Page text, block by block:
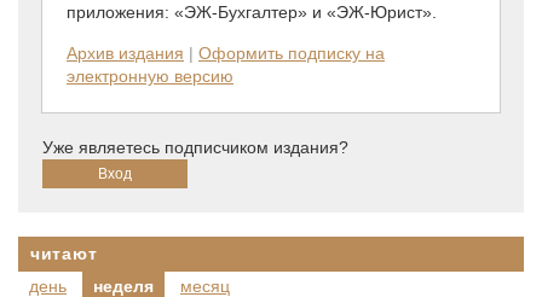
приложения: «ЭЖ-Бухгалтер» и «ЭЖ-Юрист».
Архив издания | Оформить подписку на
электронную версию
Уже являетесь подписчиком издания?
читают
день
неделя месяц